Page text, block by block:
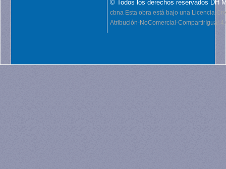
© Todos los derechos reservados DH
cbna Esta obra está bajo una Licencia
Atribución-NoComercial-CompartirIgual